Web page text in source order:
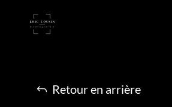
Retour en arrière